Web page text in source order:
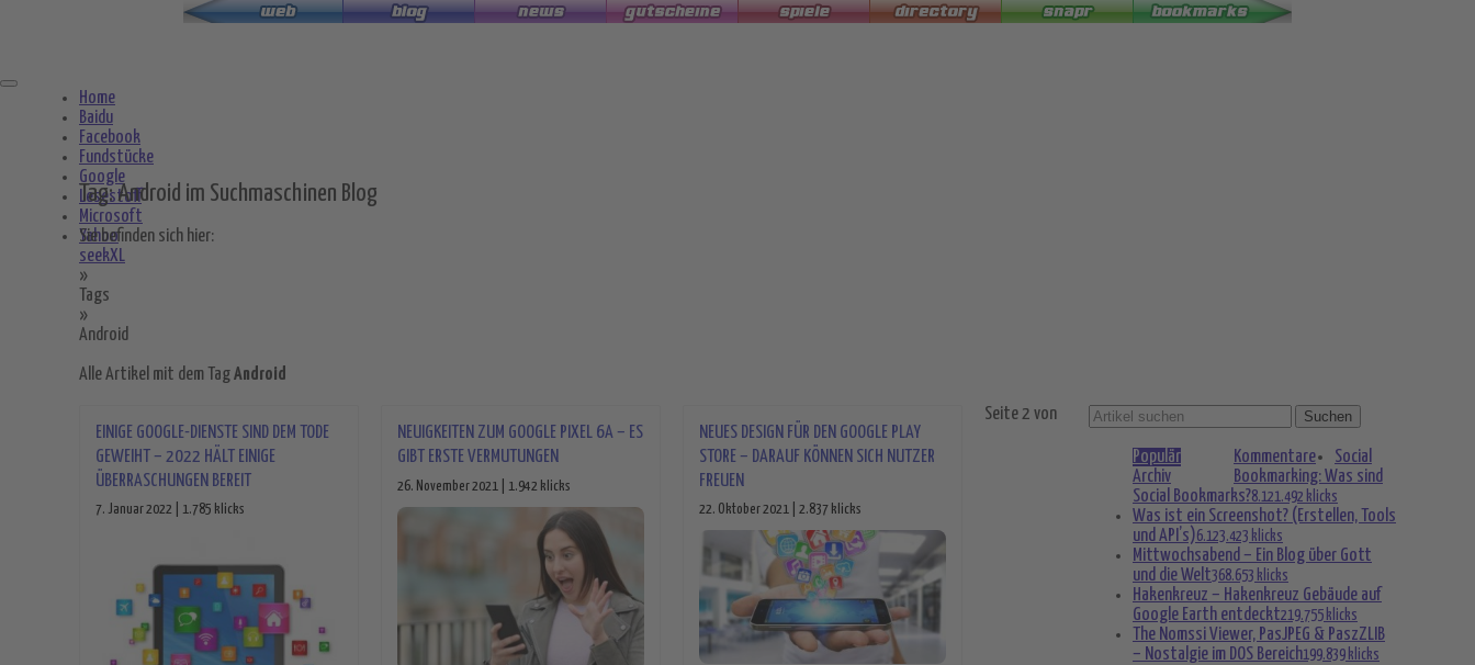
Home
Baidu
Facebook
Fundstücke
Google
Lesestoff
Microsoft
Yahoo
Tag: Android im Suchmaschinen Blog
Sie befinden sich hier:
seekXL
»
Tags
»
Android
Alle Artikel mit dem TagAndroid
EINIGE GOOGLE-DIENSTE SIND DEM TODE
GEWEIHT – 2022 HÄLT EINIGE
ÜBERRASCHUNGEN BEREIT
7. Januar 2022 | 1.785 klicks
NEUIGKEITEN ZUM GOOGLE PIXEL 6A – ES
GIBT ERSTE VERMUTUNGEN
26. November 2021 | 1.942 klicks
NEUES DESIGN FÜR DEN GOOGLE PLAY
STORE – DARAUF KÖNNEN SICH NUTZER
FREUEN
22. Oktober 2021 | 2.837 klicks
Seite 2 von
Populär
Kommentare
Archiv
Social
Bookmarking: Was sind
Social Bookmarks?8.121.492 klicks
Was ist ein Screenshot? (Erstellen, Tools
und API’s)6.123.423 klicks
Mittwochsabend – Ein Blog über Gott
und die Welt368.653 klicks
Hakenkreuz – Hakenkreuz Gebäude auf
Google Earth entdeckt219.755 klicks
The Nomssi Viewer, PasJPEG & PaszZLIB
– Nostalgie im DOS Bereich199.839 klicks